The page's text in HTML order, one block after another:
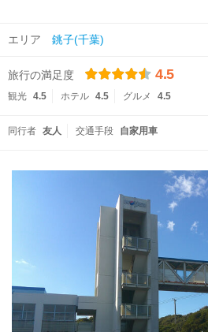
エリア 銚子(千葉)
旅行の満足度 4.5
観光 4.5 ホテル 4.5 グルメ 4.5
同行者 友人 交通手段 自家用車